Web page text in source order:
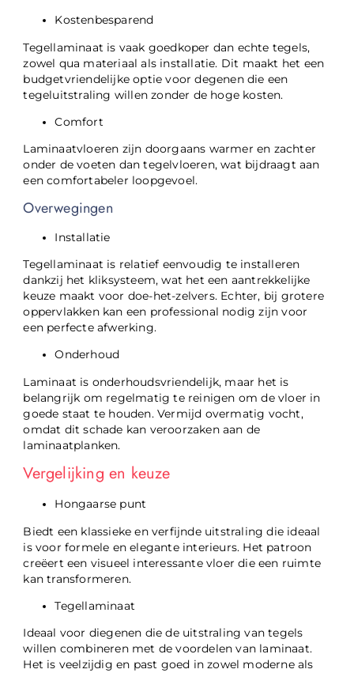
Kostenbesparend
Tegellaminaat is vaak goedkoper dan echte tegels,
zowel qua materiaal als installatie. Dit maakt het een
budgetvriendelijke optie voor degenen die een
tegeluitstraling willen zonder de hoge kosten.
Comfort
Laminaatvloeren zijn doorgaans warmer en zachter
onder de voeten dan tegelvloeren, wat bijdraagt aan
een comfortabeler loopgevoel.
Overwegingen
Installatie
Tegellaminaat is relatief eenvoudig te installeren
dankzij het kliksysteem, wat het een aantrekkelijke
keuze maakt voor doe-het-zelvers. Echter, bij grotere
oppervlakken kan een professional nodig zijn voor
een perfecte afwerking.
Onderhoud
Laminaat is onderhoudsvriendelijk, maar het is
belangrijk om regelmatig te reinigen om de vloer in
goede staat te houden. Vermijd overmatig vocht,
omdat dit schade kan veroorzaken aan de
laminaatplanken.
Vergelijking en keuze
Hongaarse punt
Biedt een klassieke en verfijnde uitstraling die ideaal
is voor formele en elegante interieurs. Het patroon
creëert een visueel interessante vloer die een ruimte
kan transformeren.
Tegellaminaat
Ideaal voor diegenen die de uitstraling van tegels
willen combineren met de voordelen van laminaat.
Het is veelzijdig en past goed in zowel moderne als